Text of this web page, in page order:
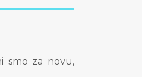
smo za novu,